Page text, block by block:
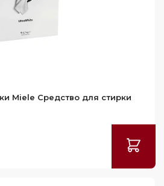
Miele Средство для стирки